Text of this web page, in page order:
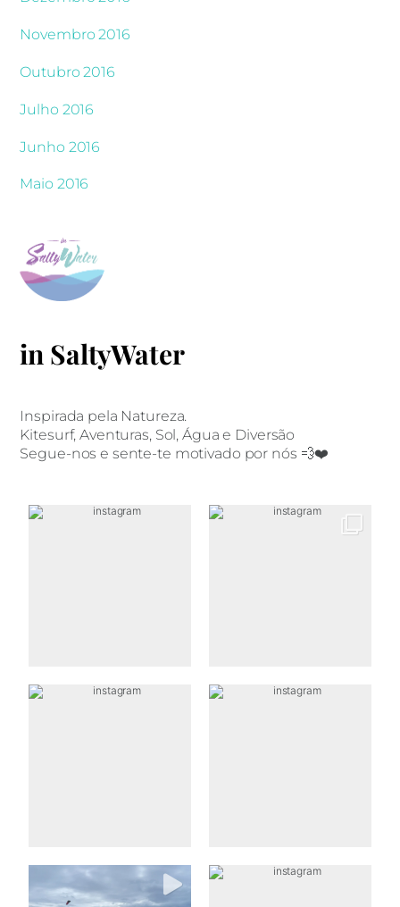
Novembro 2016
Outubro 2016
Julho 2016
Junho 2016
Maio 2016
in SaltyWater
Inspirada pela Natureza.
Kitesurf, Aventuras, Sol, Água e Diversão
Segue-nos e sente-te motivado por nós 💨❤️